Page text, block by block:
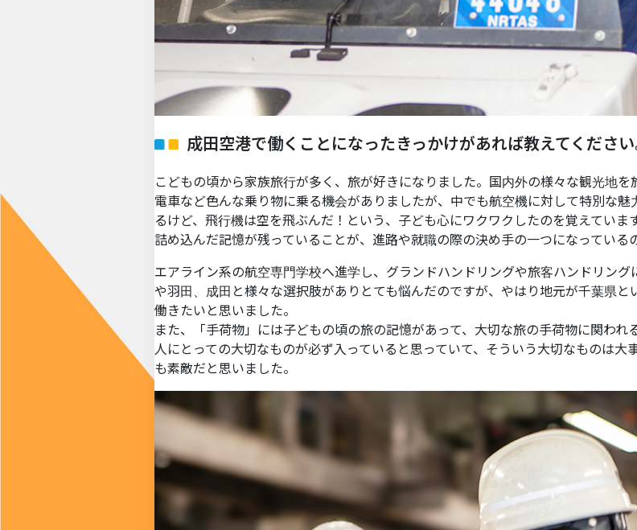
成田空港で働くことになったきっかけがあれば教えてください
こどもの頃から家族旅行が多く、旅が好きになりました。国内外の様々な観光地
電車など色んな乗り物に乗る機会がありましたが、中でも航空機に対して特別な
るけど、飛行機は空を飛ぶんだ！という、子ども心にワクワクしたのを覚えてい
詰め込んだ記憶が残っていることが、進路や就職の際の決め手の一つになっている
エアライン系の航空専門学校へ進学し、グランドハンドリングや旅客ハンドリン
や羽田、成田と様々な選択肢がありとても悩んだのですが、やはり地元が千葉県
働きたいと思いました。
また、「手荷物」には子どもの頃の旅の記憶があって、大切な旅の手荷物に関わ
人にとっての大切なものが必ず入っていると思っていて、そういう大切なものは
も素敵だと思いました。